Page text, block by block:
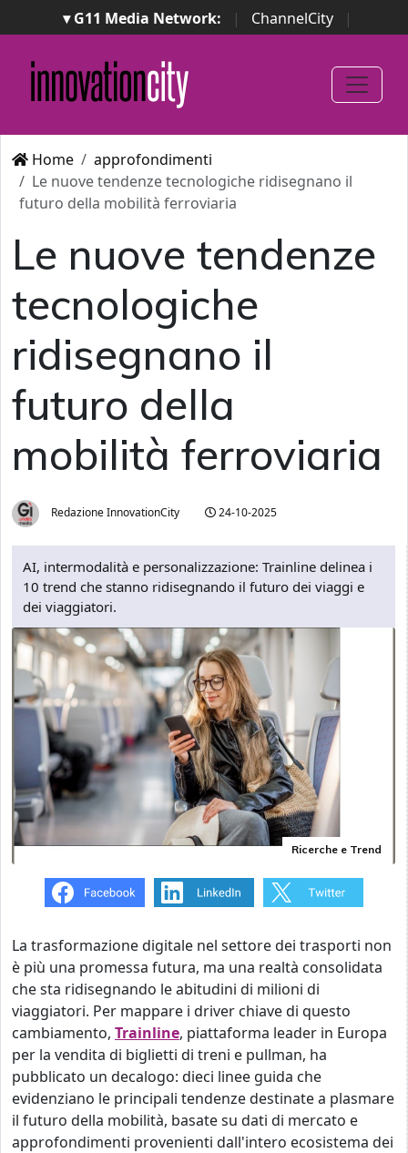
▾ G11 Media Network: | ChannelCity
|
ImpresaCity | SecurityOpenLab | Italian Channel
Awards
Italian Project Awards
Italian Security
Awards
Home
approfondimenti
Le nuove tendenze tecnologiche ridisegnano il
futuro della mobilità ferroviaria
Le nuove tendenze
tecnologiche
ridisegnano il
futuro della
mobilità ferroviaria
Redazione InnovationCity 24-10-2025
AI, intermodalità e personalizzazione: Trainline delinea i
10 trend che stanno ridisegnando il futuro dei viaggi e
dei viaggiatori.
Ricerche e Trend
La trasformazione digitale nel settore dei trasporti non
è più una promessa futura, ma una realtà consolidata
che sta ridisegnando le abitudini di milioni di
viaggiatori. Per mappare i driver chiave di questo
cambiamento, Trainline, piattaforma leader in Europa
per la vendita di biglietti di treni e pullman, ha
pubblicato un decalogo: dieci linee guida che
evidenziano le principali tendenze destinate a plasmare
il futuro della mobilità, basate su dati di mercato e
approfondimenti provenienti dall'intero ecosistema dei